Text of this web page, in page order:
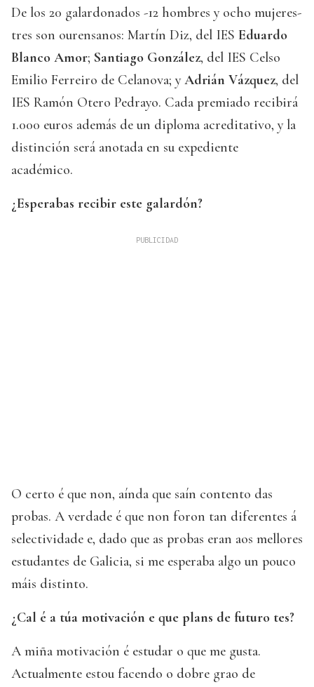
De los 20 galardonados -12 hombres y ocho mujeres-
tres son ourensanos: Martín Diz, del IES Eduardo
Blanco Amor; Santiago González, del IES Celso
Emilio Ferreiro de Celanova; yAdrián Vázquez, del
IES Ramón Otero Pedrayo. Cada premiado recibirá
1.000 euros además de un diploma acreditativo, y la
distinción será anotada en su expediente
académico.
¿Esperabas recibir este galardón?
O certo é que non, aínda que saín contento das
probas. A verdade é que non foron tan diferentes á
selectividade e, dado que as probas eran aos mellores
estudantes de Galicia, si me esperaba algo un pouco
máis distinto.
¿Cal é a túa motivación e que plans de futuro tes?
A miña motivación é estudar o que me gusta.
Actualmente estou facendo o dobre grao de